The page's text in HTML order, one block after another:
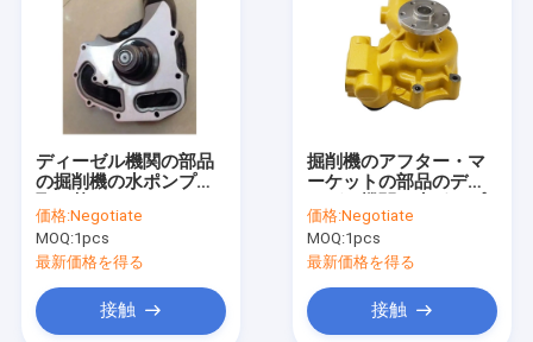
ディーゼル機関の部品
の掘削機の水ポンプの
価格:Negotiate
MOQ:1pcs
最新価格を得る
接触
掘削機のアフター・マ
ーケットの部品のディ
のアッセンブリ6204-
61-1304
価格:Negotiate
MOQ:1pcs
最新価格を得る
接触